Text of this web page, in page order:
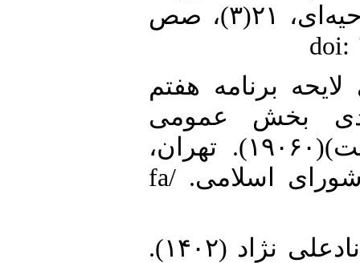
محلۀ فرحزاد)». جغرافیاوتوسعه ناحیه‌ای، ۲۱(۳)، صص
بررسی لایحه برنامه هفتم
بخش عمومی
(مدیریت و مولدسازی اموال دولت)(۱۹۰۶۰). تهران،
ایران: مرکز پژوهش‌های مجلس شورای اسلامی. /fa
3. اسماعیلی کیا، غریبه و سودابه نادعلی نژاد (۱۴۰۲).